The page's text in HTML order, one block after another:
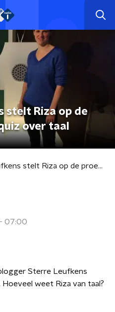
stelt Riza op de
over taal
Sterre Leufkens stelt Riza op de proef met een quiz over taal
07:00
Sterre Leufkens
weet Riza van taal?